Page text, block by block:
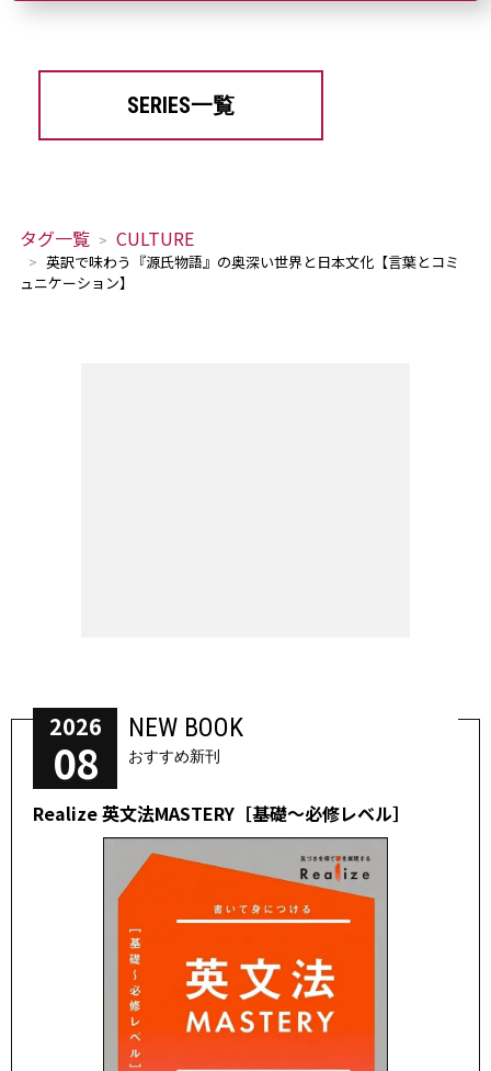
SERIES一覧
タグ一覧 CULTURE
英訳で味わう『源氏物語』の奥深い世界と日本文化【言葉とコミ
ュニケーション】
2026
08
NEW BOOK
おすすめ新刊
Realize 英文法MASTERY［基礎～必修レベル］